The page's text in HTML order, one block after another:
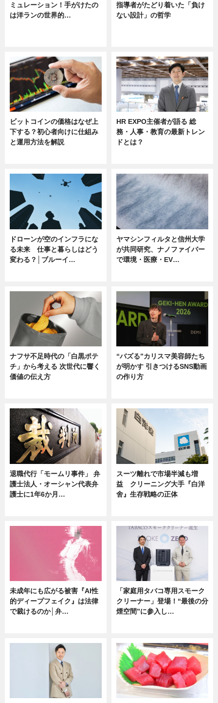
ミュレーション！手がけたの
は洋ランの世界的…
指導者がたどり着いた「負け
ない設計」の哲学
ビットコインの価格はなぜ上
下する？初心者向けに仕組み
と運用方法を解説
HR EXPO主催者が語る 総
務・人事・教育の最新トレン
ドとは？
ドローンが空のインフラにな
る未来 仕事と暮らしはどう
変わる？│ブルーイ…
ヤマシンフィルタと信州大学
が共同研究、ナノファイバー
で環境・医療・EV…
ナフサ不足時代の「白黒ポテ
チ」から考える 次世代に響く
価値の伝え方
“バズる”カリスマ美容師たち
が明かす 引きつけるSNS動画
の作り方
退職代行「モームリ事件」 弁
護士法人・オーシャン代表弁
護士に1年6か月…
スーツ離れで市場半減も増
益 クリーニング大手『白洋
舍』生存戦略の正体
未成年にも広がる被害『AI性
的ディープフェイク』は法律
で裁けるのか│弁…
「家庭用タバコ専用スモーク
クリーナー」登場！“最後の分
煙空間”に参入し…